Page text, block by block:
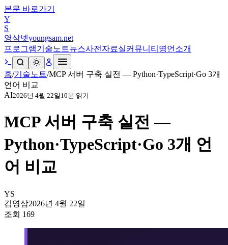
본문 바로가기
Y
S
영삼넷youngsam.net
프로그램기술노트뉴스사전 자료실커뮤니티 명언 소개
홈/기술노트/MCP 서버 구축 실전 — Python·TypeScript·Go 3개
언어 비교
AI2026년 4월 22일 10분 읽기
MCP 서버 구축 실전 —
Python·TypeScript·Go 3개 언
어 비교
YS
김영삼2026년 4월 22일
조회 169